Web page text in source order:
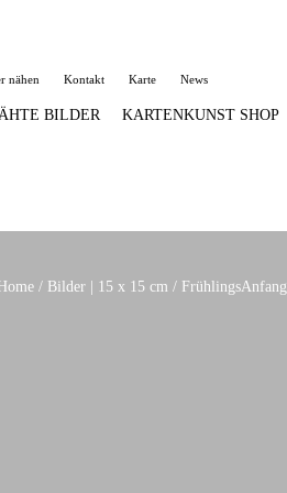
BILDER KARTENKUNST SHOP
nähen Kontakt Karte News
Home / Bilder | 15 x 15 cm / FrühlingsAnfang